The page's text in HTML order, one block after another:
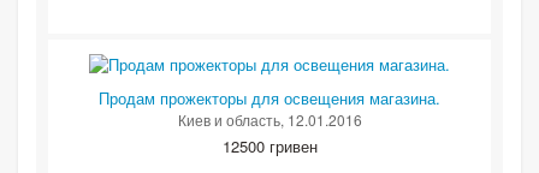
Продам прожекторы для освещения магазина.
Киев и область, 12.01.2016
12500 гривен